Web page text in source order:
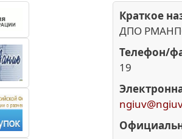
Краткое
ДПО
Телефон/
19